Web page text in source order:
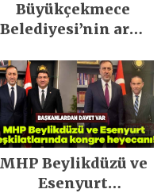
Büyükçekmece
Belediyesi’nin araç
MHP Beylikdüzü ve
Esenyurt